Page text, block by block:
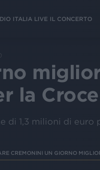
ITALIA LIVE IL CONCERTO
la
di 1,3 milioni di
CREMONINI UN GIORNO